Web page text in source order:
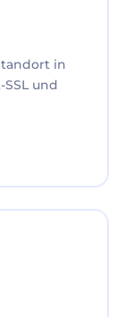
in
SSL und